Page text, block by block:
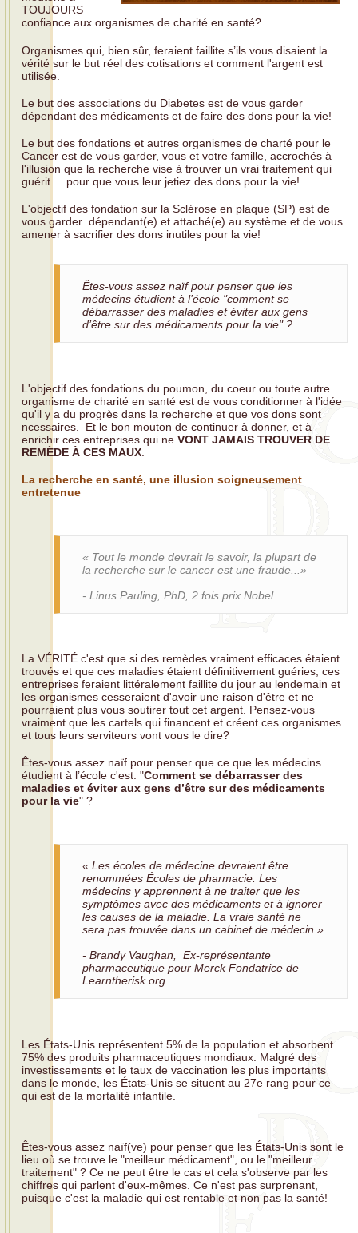
TOUJOURS
confiance aux organismes de charité en santé?
Organismes qui, bien sûr, feraient faillite s’ils vous disaient la
vérité sur le but réel des cotisations et comment l'argent est
utilisée.
Le but des associations du Diabetes est de vous garder
dépendant des médicaments et de faire des dons pour la vie!
Le but des fondations et autres organismes de charté pour le
Cancer est de vous garder, vous et votre famille, accrochés à
l'illusion que la recherche vise à trouver un vrai traitement qui
guérit ... pour que vous leur jetiez des dons pour la vie!
L'objectif des fondation sur la Sclérose en plaque (SP) est de
vous garder dépendant(e) et attaché(e) au système et de vous
amener à sacrifier des dons inutiles pour la vie!
Êtes-vous assez naïf pour penser que les
médecins étudient à l’école "comment se
débarrasser des maladies et éviter aux gens
d’être sur des médicaments pour la vie" ?
L'objectif des fondations du poumon, du coeur ou toute autre
organisme de charité en santé est de vous conditionner à l'idée
qu'il y a du progrès dans la recherche et que vos dons sont
ncessaires. Et le bon mouton de continuer à donner, et à
enrichir ces entreprises qui ne VONT JAMAIS TROUVER DE
REMÈDE À CES MAUX
La recherche en santé, une illusion soigneusement
entretenue
« Tout le monde devrait le savoir, la plupart de
la recherche sur le cancer est une fraude...»
- Linus Pauling, PhD, 2 fois prix Nobel
La VÉRITÉ c'est que si des remèdes vraiment efficaces étaient
trouvés et que ces maladies étaient définitivement guéries, ces
entreprises feraient littéralement faillite du jour au lendemain et
les organismes cesseraient d'avoir une raison d'être et ne
pourraient plus vous soutirer tout cet argent. Pensez-vous
vraiment que les cartels qui financent et créent ces organismes
et tous leurs serviteurs vont vous le dire?
Êtes-vous assez naïf pour penser que ce que les médecins
étudient à l’école c'est: "Comment se débarrasser des
maladies et éviter aux gens d’être sur des médicaments
pour la vie" ?
« Les écoles de médecine devraient être
renommées Écoles de pharmacie. Les
médecins y apprennent à ne traiter que les
symptômes avec des médicaments et à ignorer
les causes de la maladie. La vraie santé ne
sera pas trouvée dans un cabinet de médecin.»
- Brandy Vaughan, Ex-représentante
pharmaceutique pour Merck Fondatrice de
Learntherisk.org
Les États-Unis représentent 5% de la population et absorbent
75% des produits pharmaceutiques mondiaux. Malgré des
investissements et le taux de vaccination les plus importants
dans le monde, les États-Unis se situent au 27e rang pour ce
qui est de la mortalité infantile.
Êtes-vous assez naïf(ve) pour penser que les États-Unis sont le
lieu où se trouve le "meilleur médicament", ou le "meilleur
traitement" ? Ce ne peut être le cas et cela s'observe par les
chiffres qui parlent d'eux-mêmes. Ce n'est pas surprenant,
puisque c'est la maladie qui est rentable et non pas la santé!